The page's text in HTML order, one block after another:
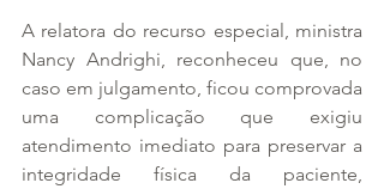
A relatora do recurso especial, ministra
Nancy Andrighi, reconheceu que, no
caso em julgamento, ficou comprovada
uma complicação que exigiu
atendimento imediato para preservar a
integridade física da paciente,